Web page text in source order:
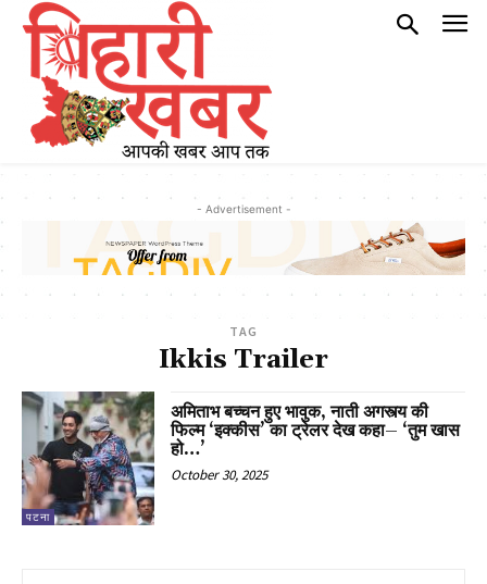
- Advertisement -
TAG
Ikkis Trailer
पटना
अमिताभ बच्चन हुए भावुक, नाती अगस्त्य की
फिल्म ‘इक्कीस’ का ट्रेलर देख कहा– ‘तुम खास
हो…’
October 30, 2025